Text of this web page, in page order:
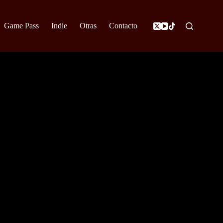
Game Pass Indie Otras Contacto